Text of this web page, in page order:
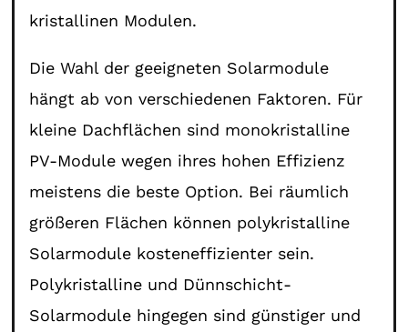
kristallinen Modulen.
Die Wahl der geeigneten Solarmodule
hängt ab von verschiedenen Faktoren. Für
kleine Dachflächen sind monokristalline
PV-Module wegen ihres hohen Effizienz
meistens die beste Option. Bei räumlich
größeren Flächen können polykristalline
Solarmodule kosteneffizienter sein.
Polykristalline und Dünnschicht-
Solarmodule hingegen sind günstiger und